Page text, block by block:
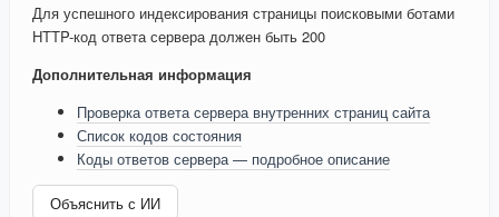
Для успешного индексирования страницы поисковыми ботами
HTTP-код ответа сервера должен быть 200
Дополнительная информация
Проверка ответа сервера внутренних страниц сайта
Список кодов состояния
Коды ответов сервера — подробное описание
Объяснить с ИИ